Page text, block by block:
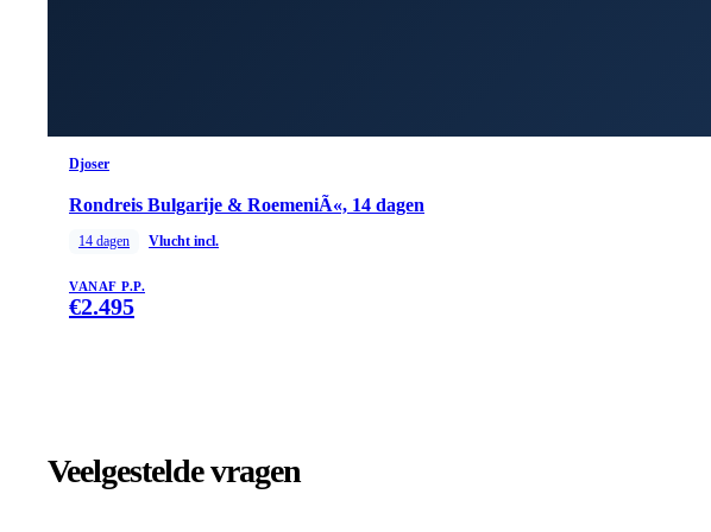
Djoser
Rondreis Bulgarije & RoemeniÃ«, 14 dagen
14 dagen Vlucht incl.
VANAF P.P.
€2.495
Veelgestelde vragen